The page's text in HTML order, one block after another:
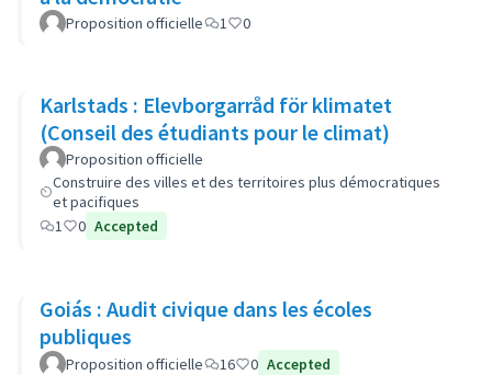
Proposition officielle 1 0
Karlstads : Elevborgarråd för klimatet
(Conseil des étudiants pour le climat)
Proposition officielle
Construire des villes et des territoires plus démocratiques
et pacifiques
1
0 Accepted
Goiás : Audit civique dans les écoles
publiques
Proposition officielle 16 0 Accepted